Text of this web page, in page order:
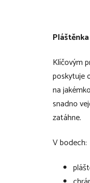
Klíčovým
poskytuje
na
snadno
zatáhne.
V bodech: